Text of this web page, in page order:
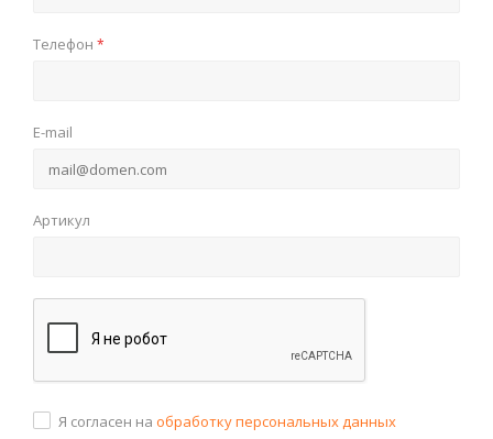
Телефон *
E-mail
Артикул
Я согласен на обработку персональных данных